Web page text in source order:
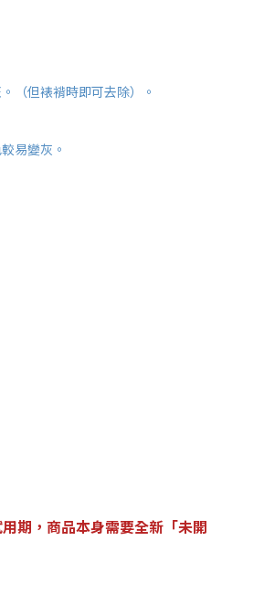
（但裱褙時即可去除）。
易變灰。
期，商品本身需要全新「未開